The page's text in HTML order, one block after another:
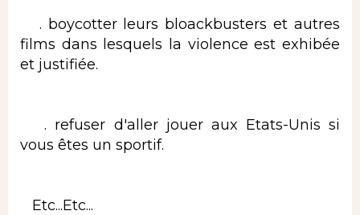
. boycotter leurs bloackbusters et autres
films dans lesquels la violence est exhibée
et justifiée.
. refuser d'aller jouer aux Etats-Unis si
vous êtes un sportif.
Etc...Etc...